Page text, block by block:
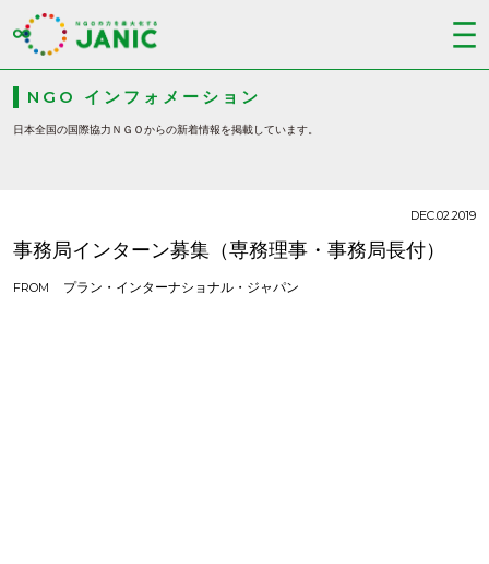
NGO インフォメーション
日本全国の国際協力ＮＧＯからの新着情報を掲載しています。
事務局インターン募集（専務理事・事務局長付）
FROM プラン・インターナショナル・ジャパン
DEC.02.2019